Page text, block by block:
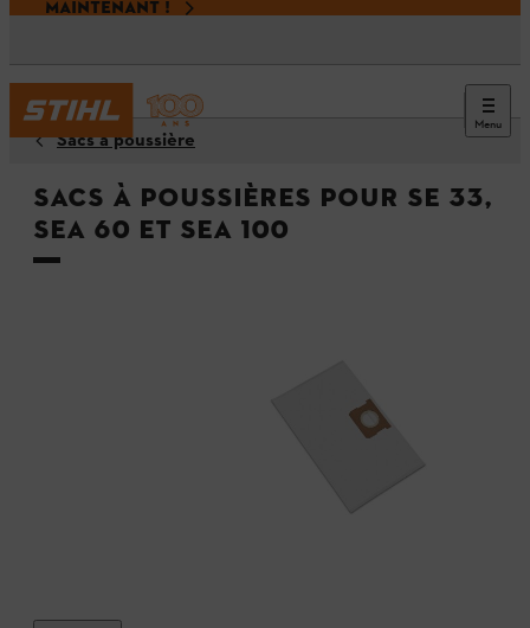
MAINTENANT !
Menu
Sacs à poussière
Sacs à poussières pour SE 33,
SEA 60 et SEA 100